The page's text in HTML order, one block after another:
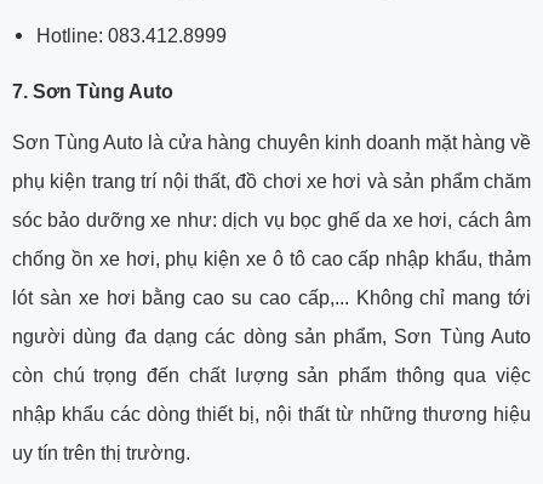
Hotline: 083.412.8999
7. Sơn Tùng Auto
Sơn Tùng Auto là cửa hàng chuyên kinh doanh mặt hàng về
phụ kiện trang trí nội thất, đồ chơi xe hơi và sản phẩm chăm
sóc bảo dưỡng xe như: dịch vụ bọc ghế da xe hơi, cách âm
chống ồn xe hơi, phụ kiện xe ô tô cao cấp nhập khẩu, thảm
lót sàn xe hơi bằng cao su cao cấp,... Không chỉ mang tới
người dùng đa dạng các dòng sản phẩm, Sơn Tùng Auto
còn chú trọng đến chất lượng sản phẩm thông qua việc
nhập khẩu các dòng thiết bị, nội thất từ những thương hiệu
uy tín trên thị trường.